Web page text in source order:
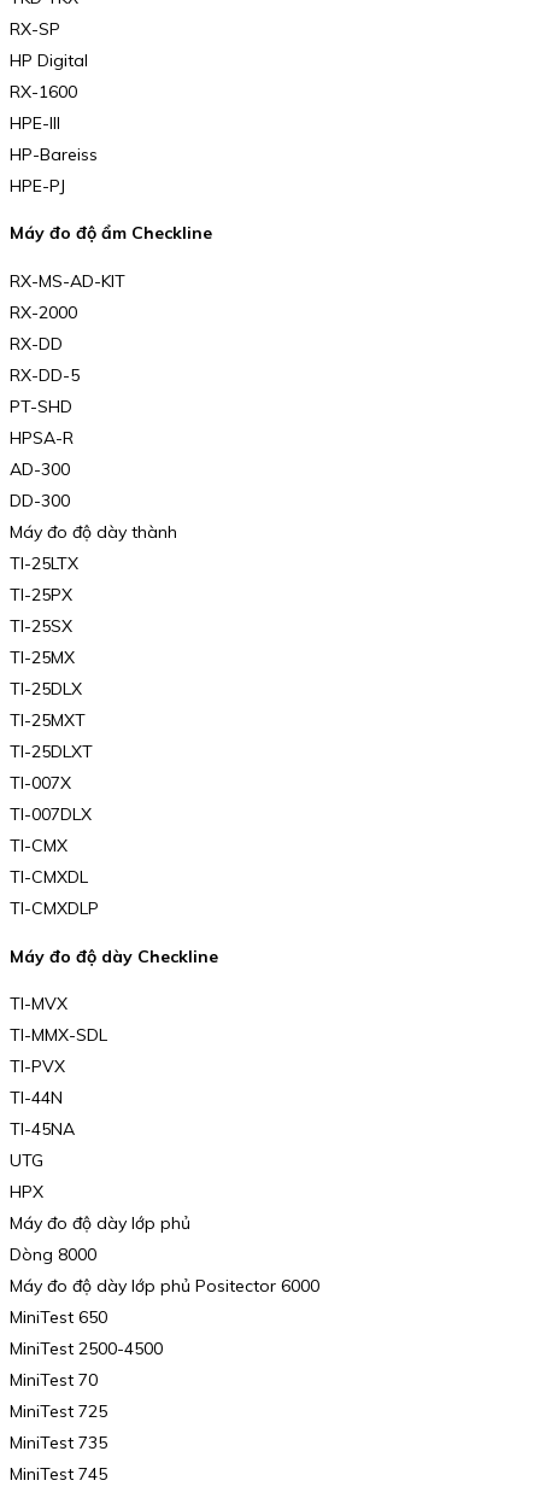
RX-SP
HP Digital
RX-1600
HPE-III
HP-Bareiss
HPE-PJ
Máy đo độ ẩm Checkline
RX-MS-AD-KIT
RX-2000
RX-DD
RX-DD-5
PT-SHD
HPSA-R
AD-300
DD-300
Máy đo độ dày thành
TI-25LTX
TI-25PX
TI-25SX
TI-25MX
TI-25DLX
TI-25MXT
TI-25DLXT
TI-007X
TI-007DLX
TI-CMX
TI-CMXDL
TI-CMXDLP
Máy đo độ dày Checkline
TI-MVX
TI-MMX-SDL
TI-PVX
TI-44N
TI-45NA
UTG
HPX
Máy đo độ dày lớp phủ
Dòng 8000
Máy đo độ dày lớp phủ Positector 6000
MiniTest 650
MiniTest 2500-4500
MiniTest 70
MiniTest 725
MiniTest 735
MiniTest 745